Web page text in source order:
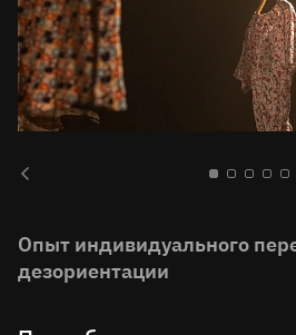
Опыт индивидуального
дезориентации